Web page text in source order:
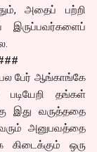
அதைப் பற்றி
இருப்பவர்களைப்
பேர் ஆங்காங்கே
படியேறி தங்கள்
இது வருத்ததை
அனுபவத்தை
கிடைக்கும் ஒரு